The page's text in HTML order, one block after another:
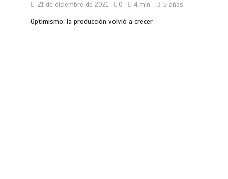
21 de diciembre de 2021
0 4 min 5 años
Optimismo: la producción volvió a crecer